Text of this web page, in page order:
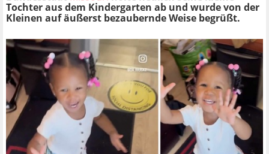
Tochter aus dem Kindergarten ab und wurde von der
Kleinen auf äußerst bezaubernde Weise begrüßt.